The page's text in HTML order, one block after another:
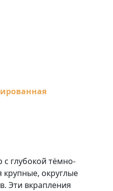
глубокой тёмно-
округлые
Эти вкрапления